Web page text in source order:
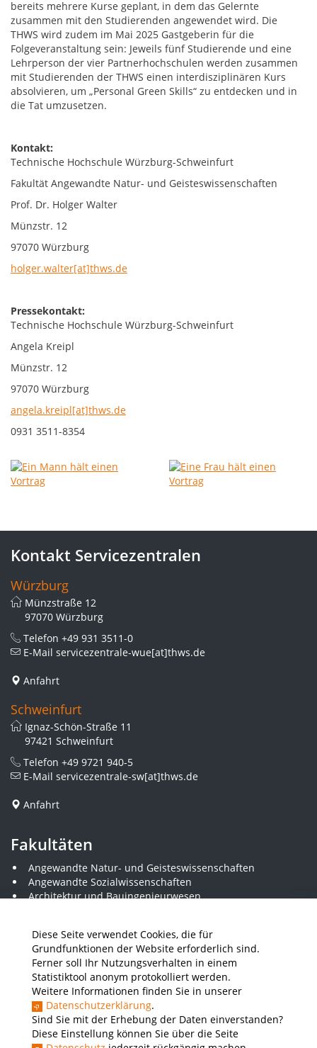
Diese Seite verwendet Cookies, die für
Grundfunktionen der Website erforderlich sind.
Ferner soll Ihr Nutzungsverhalten in einem
Statistiktool anonym protokolliert werden.
Weitere Informationen finden Sie in unserer
Datenschutzerklärung.
Sind Sie mit der Erhebung der Daten einverstanden?
Diese Einstellung können Sie über die Seite
bereits mehrere Kurse geplant, in dem das Gelernte
zusammen mit den Studierenden angewendet wird. Die
THWS wird zudem im Mai 2025 Gastgeberin für die
Folgeveranstaltung sein: Jeweils fünf Studierende und eine
Lehrperson der vier Partnerhochschulen werden zusammen
mit Studierenden der THWS einen interdisziplinären Kurs
absolvieren, um „Personal Green Skills“ zu entdecken und in
die Tat umzusetzen.
Kontakt:
Technische Hochschule Würzburg-Schweinfurt
Fakultät Angewandte Natur- und Geisteswissenschaften
Prof. Dr. Holger Walter
Münzstr. 12
97070 Würzburg
holger.walter[at]thws.de
Pressekontakt:
Technische Hochschule Würzburg-Schweinfurt
Angela Kreipl
Münzstr. 12
97070 Würzburg
angela.kreipl[at]thws.de
0931 3511-8354
Kontakt Servicezentralen
Würzburg
Münzstraße 12
97070 Würzburg
Telefon +49 931 3511-0
E-Mail servicezentrale-wue[at]thws.de
Anfahrt
Schweinfurt
Ignaz-Schön-Straße 11
97421 Schweinfurt
Telefon +49 9721 940-5
E-Mail servicezentrale-sw[at]thws.de
Anfahrt
Fakultäten
Angewandte Natur- und Geisteswissenschaften
Angewandte Sozialwissenschaften
Architektur und Bauingenieurwesen
Informatik und Wirtschaftsinformatik
Kunststofftechnik und Vermessung
Maschinenbau
THWS Business School
Wirtschaftsingenieurwesen
Presse Stellenausschreibungen Intranet THWS Store